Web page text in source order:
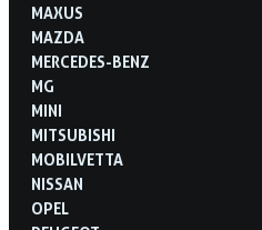
MAXUS
MAZDA
MERCEDES-BENZ
MG
MINI
MITSUBISHI
MOBILVETTA
NISSAN
OPEL